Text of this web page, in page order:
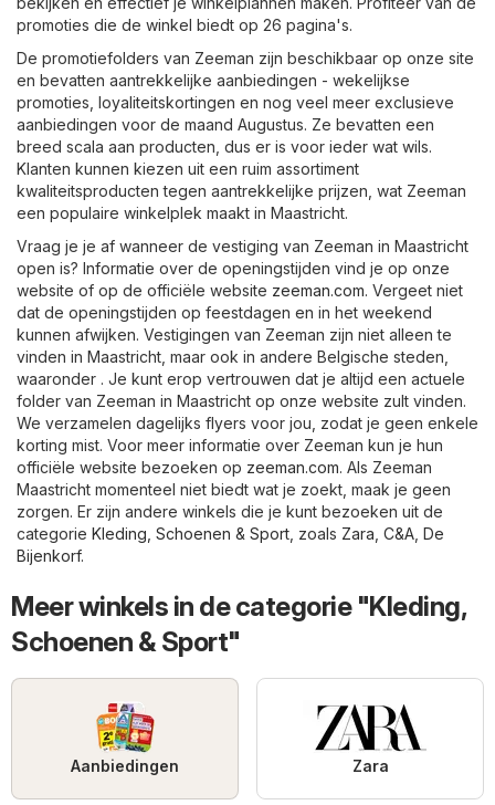
promoties die de winkel biedt op 26 pagina's.
De promotiefolders van Zeeman zijn beschikbaar op onze site
en bevatten aantrekkelijke aanbiedingen - wekelijkse
promoties, loyaliteitskortingen en nog veel meer exclusieve
aanbiedingen voor de maand Augustus. Ze bevatten een
breed scala aan producten, dus er is voor ieder wat wils.
Klanten kunnen kiezen uit een ruim assortiment
kwaliteitsproducten tegen aantrekkelijke prijzen, wat Zeeman
een populaire winkelplek maakt in Maastricht.
Vraag je je af wanneer de vestiging van Zeeman in Maastricht
open is? Informatie over de openingstijden vind je op onze
website of op de officiële website zeeman.com. Vergeet niet
dat de openingstijden op feestdagen en in het weekend
kunnen afwijken. Vestigingen van Zeeman zijn niet alleen te
vinden in Maastricht, maar ook in andere Belgische steden,
waaronder . Je kunt erop vertrouwen dat je altijd een actuele
folder van Zeeman in Maastricht op onze website zult vinden.
We verzamelen dagelijks flyers voor jou, zodat je geen enkele
korting mist. Voor meer informatie over Zeeman kun je hun
officiële website bezoeken op zeeman.com. Als Zeeman
Maastricht momenteel niet biedt wat je zoekt, maak je geen
zorgen. Er zijn andere winkels die je kunt bezoeken uit de
categorie Kleding, Schoenen & Sport , zoals Zara C&A De
Bijenkorf.
Meer winkels in de categorie "Kleding,
Schoenen & Sport"
Aanbiedingen Zara